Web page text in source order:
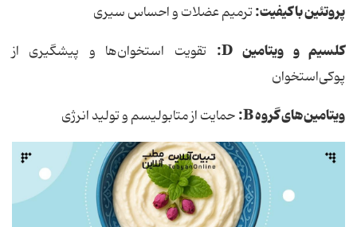
پروتئینباکیفیت:ترمیم عضلات و احساس سیری
کلسیم و ویتامین D
: تقویت استخوان‌ها و پیشگیری از
پوکی‌استخوان
ویتامین‌های گروهB
:حمایت از متابولیسم و تولید انرژی